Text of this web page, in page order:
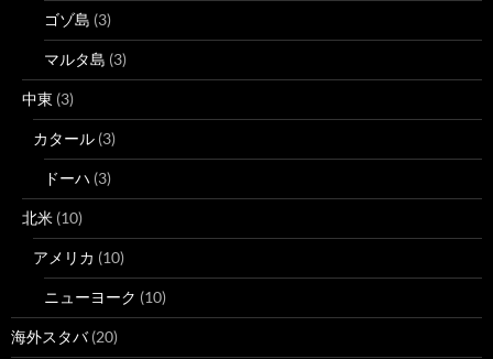
ゴゾ島 (3)
マルタ島 (3)
中東 (3)
カタール (3)
ドーハ (3)
北米 (10)
アメリカ (10)
ニューヨーク (10)
海外スタバ(20)